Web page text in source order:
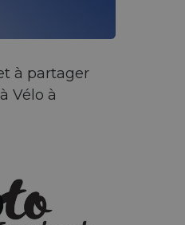
à partager
Vélo à